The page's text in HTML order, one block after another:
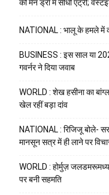
को मेन ड्रॉ में सीधी एंट्री;
NATIONAL : भालू के हमले में
BUSINESS : इस साल या
गवर्नर ने दिया जवाब
WORLD : शेख हसीना का
खेल रहीं बड़ा दांव
NATIONAL : रिजिजू बोले-
मानसून सत्र में ही लाने पर
WORLD : होर्मुज़
पर बनी सहमति